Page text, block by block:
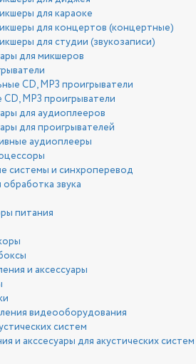
для караоке
для концертов (концертные)
для студии (звукозаписи)
для микшеров
CD, MP3 проигрыватели
CD, MP3 проигрыватели
для аудиоплееров
для проигрывателей
аудиоплееры
системы и синхроперевод
звука
питания
и аксессуары
видеооборудования
систем
и акссесуары для акустических систем